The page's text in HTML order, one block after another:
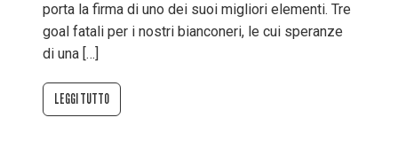
porta la firma di uno dei suoi migliori elementi. Tre
goal fatali per i nostri bianconeri, le cui speranze
di una […]
LEGGI TUTTO